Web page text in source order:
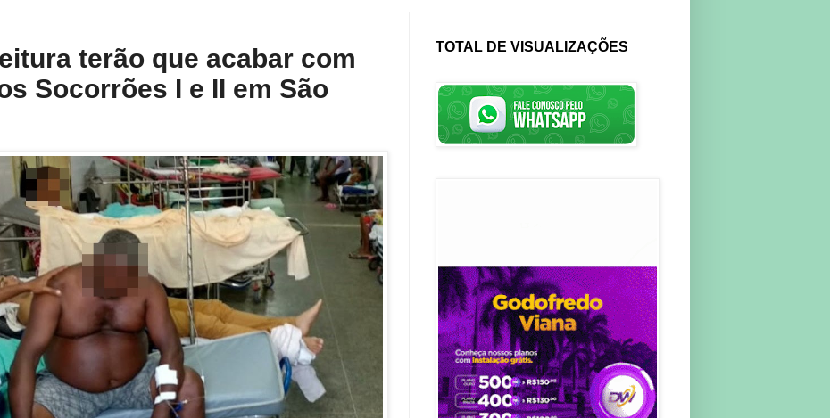
terão que acabar com
Socorrões I e II em São
TOTAL DE VISUALIZAÇÕES